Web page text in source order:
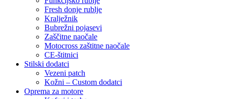
Fresh donje rublje
Kralježnik
Bubrežni pojasevi
Zaščitne naočale
Motocross zaštitne naočale
CE-štitnici
Stilski dodatci
Vezeni patch
Kožni – Custom dodatci
Oprema za motore